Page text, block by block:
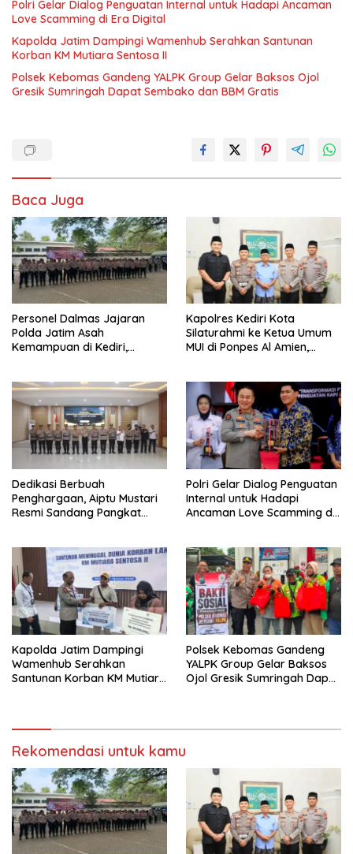
Polri Gelar Dialog Penguatan Internal untuk Hadapi Ancaman
Love Scamming di Era Digital
Kapolda Jatim Dampingi Wamenhub Serahkan Santunan
Korban KM Mutiara Sentosa II
Polsek Kebomas Gandeng YALPK Group Gelar Baksos Ojol
Gresik Sumringah Dapat Sembako dan BBM Gratis
Baca Juga
Personel Dalmas Jajaran
Polda Jatim Asah
Kemampuan di Kediri,
Kamtibmas
Kapolres Kediri Kota
Silaturahmi ke Ketua Umum
MUI di Ponpes Al Amien,
Dedikasi Berbuah
Penghargaan, Aiptu Mustari
Resmi Sandang Pangkat
Polri Gelar Dialog Penguatan
Internal untuk Hadapi
Ancaman Love Scamming di
Kapolda Jatim Dampingi
Wamenhub Serahkan
Santunan Korban KM Mutiara
Polsek Kebomas Gandeng
YALPK Group Gelar Baksos
Ojol Gresik Sumringah Dapat
Rekomendasi untuk kamu